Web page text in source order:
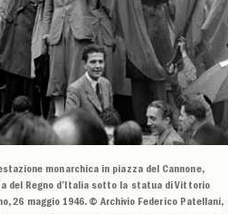
monarchica in piazza del Cannone,
del Regno d’Italia sotto la statua di Vittorio
26 maggio 1946. © Archivio Federico Patellani,